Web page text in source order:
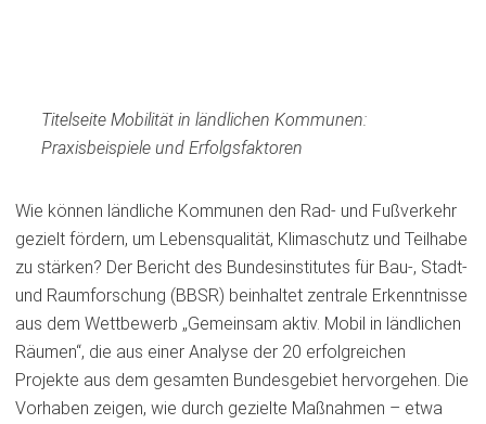
Titelseite Mobilität in ländlichen Kommunen:
Praxisbeispiele und Erfolgsfaktoren
Wie können ländliche Kommunen den Rad- und Fußverkehr
gezielt fördern, um Lebensqualität, Klimaschutz und Teilhabe
zu stärken? Der Bericht des Bundesinstitutes für Bau-, Stadt-
und Raumforschung (BBSR) beinhaltet zentrale Erkenntnisse
aus dem Wettbewerb „Gemeinsam aktiv. Mobil in ländlichen
Räumen“, die aus einer Analyse der 20 erfolgreichen
Projekte aus dem gesamten Bundesgebiet hervorgehen. Die
Vorhaben zeigen, wie durch gezielte Maßnahmen – etwa